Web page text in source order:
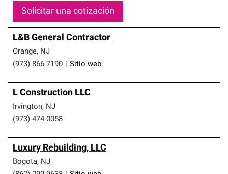
Solicitar una cotización
L&B General Contractor
Orange, NJ
(973) 866-7190
Sitio web
L Construction LLC
Irvington, NJ
(973) 474-0058
Luxury Rebuilding, LLC
Bogota, NJ